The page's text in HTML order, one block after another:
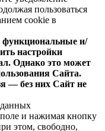
пользоваться
cookie в
и/
настройки
Однако это может
Сайта.
— без них Сайт не
и нажимая кнопку
этом, свободно,